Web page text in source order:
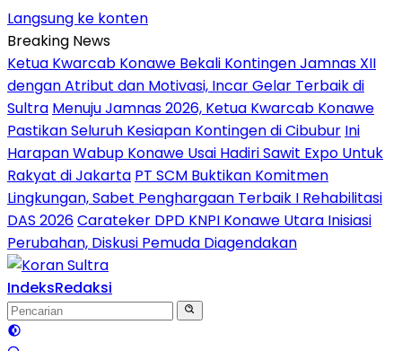
Langsung ke konten
Breaking News
Ketua Kwarcab Konawe Bekali Kontingen Jamnas XII
dengan Atribut dan Motivasi, Incar Gelar Terbaik di
Sultra Menuju Jamnas 2026, Ketua Kwarcab Konawe
Pastikan Seluruh Kesiapan Kontingen di Cibubur Ini
Harapan Wabup Konawe Usai Hadiri Sawit Expo Untuk
Rakyat di Jakarta PT SCM Buktikan Komitmen
Lingkungan, Sabet Penghargaan Terbaik I Rehabilitasi
DAS 2026Carateker DPD KNPI Konawe Utara Inisiasi
Perubahan, Diskusi Pemuda Diagendakan
IndeksRedaksi